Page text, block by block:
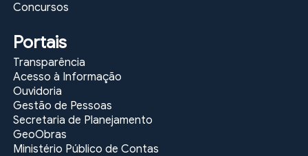
Concursos
Portais
Transparência
Acesso à Informação
Ouvidoria
Gestão de Pessoas
Secretaria de Planejamento
GeoObras
Ministério Público de Contas